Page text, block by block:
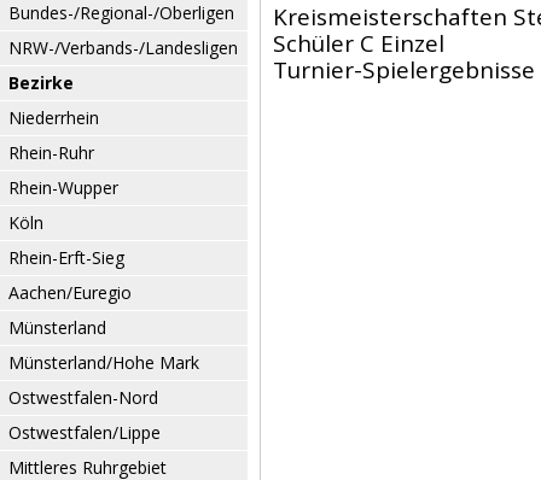
Bundes-/Regional-/Oberligen
NRW-/Verbands-/Landesligen
Bezirke
Niederrhein
Rhein-Ruhr
Rhein-Wupper
Köln
Rhein-Erft-Sieg
Aachen/Euregio
Münsterland
Münsterland/Hohe Mark
Ostwestfalen-Nord
Ostwestfalen/Lippe
Mittleres Ruhrgebiet
Kreismeisterschaften
Schüler C Einzel
Turnier-Spielergebnisse